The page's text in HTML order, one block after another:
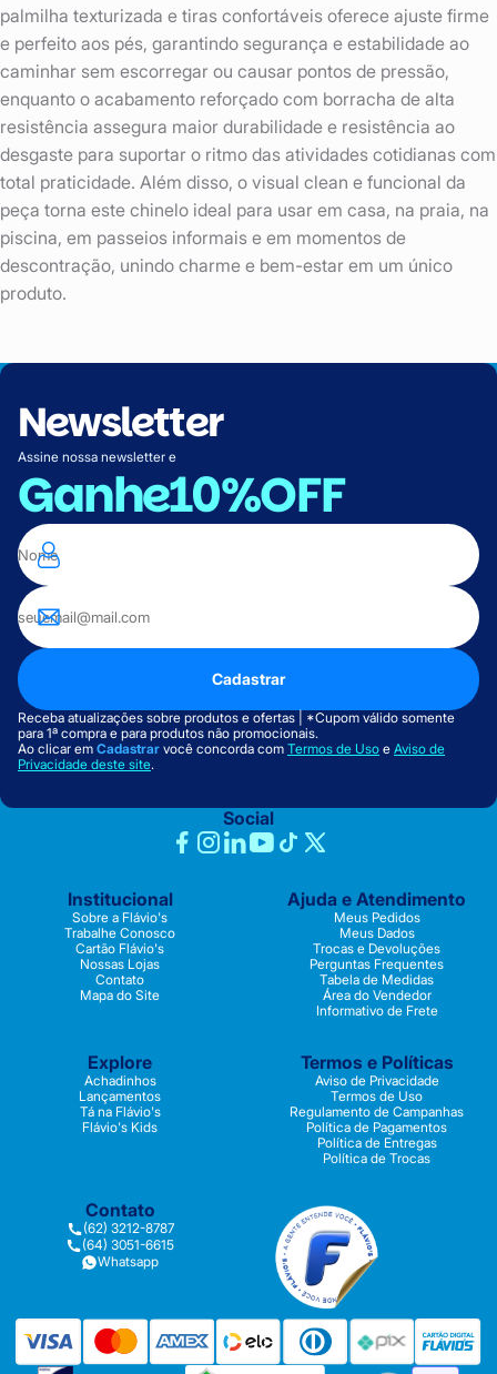
palmilha texturizada e tiras confortáveis oferece ajuste firme
e perfeito aos pés, garantindo segurança e estabilidade ao
caminhar sem escorregar ou causar pontos de pressão,
enquanto o acabamento reforçado com borracha de alta
resistência assegura maior durabilidade e resistência ao
desgaste para suportar o ritmo das atividades cotidianas com
total praticidade. Além disso, o visual clean e funcional da
peça torna este chinelo ideal para usar em casa, na praia, na
piscina, em passeios informais e em momentos de
descontração, unindo charme e bem-estar em um único
produto.
Newsletter
Assine nossa newsletter e
Ganhe10%OFF
Cadastrar
Receba atualizações sobre produtos e ofertas | *Cupom válido somente
para 1ª compra e para produtos não promocionais.
Ao clicar em Cadastrar você concorda com Termos de Uso e Aviso de
Privacidade deste site.
Social
Institucional
Sobre a Flávio's
Trabalhe Conosco
Cartão Flávio's
Nossas Lojas
Contato
Mapa do Site
Ajuda e Atendimento
Meus Pedidos
Meus Dados
Trocas e Devoluções
Perguntas Frequentes
Tabela de Medidas
Área do Vendedor
Informativo de Frete
Explore
Achadinhos
Lançamentos
Tá na Flávio's
Flávio's Kids
Termos e Políticas
Aviso de Privacidade
Termos de Uso
Regulamento de Campanhas
Política de Pagamentos
Política de Entregas
Política de Trocas
Contato
(62) 3212-8787
(64) 3051-6615
Whatsapp